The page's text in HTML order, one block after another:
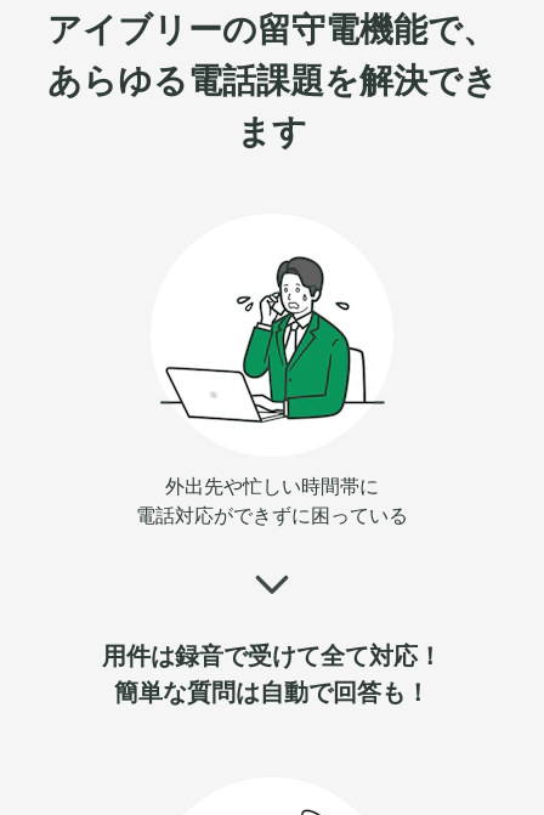
アイブリーの留守電機能で、
あらゆる電話課題を解決でき
ます
外出先や忙しい時間帯に
電話対応ができずに困っている
用件は録音で受けて全て対応！
簡単な質問は自動で回答も！